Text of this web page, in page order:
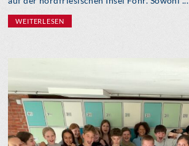
WEITERLESEN